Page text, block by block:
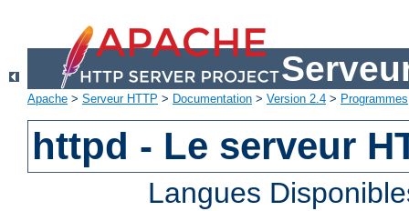
Apache > Serveur HTTP > Documentation > Version 2.4 > Programmes
httpd - Le serveur
Langues